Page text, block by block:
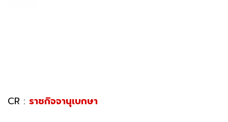
CR : ราชกิจจานุเบกษา